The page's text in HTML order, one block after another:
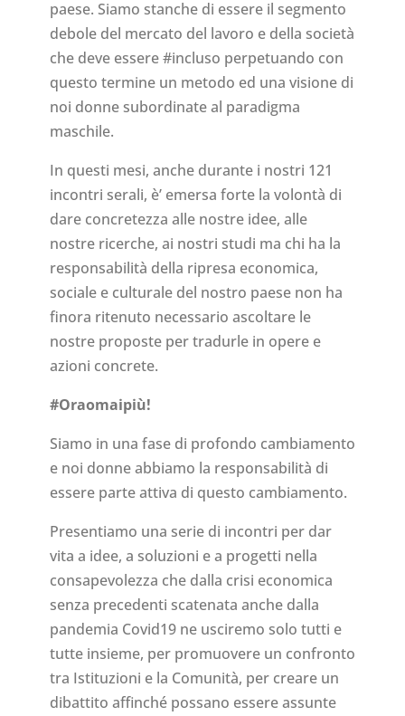
paese. Siamo stanche di essere il segmento
debole del mercato del lavoro e della società
che deve essere #incluso perpetuando con
questo termine un metodo ed una visione di
noi donne subordinate al paradigma
maschile.
In questi mesi, anche durante i nostri 121
incontri serali, è’ emersa forte la volontà di
dare concretezza alle nostre idee, alle
nostre ricerche, ai nostri studi ma chi ha la
responsabilità della ripresa economica,
sociale e culturale del nostro paese non ha
finora ritenuto necessario ascoltare le
nostre proposte per tradurle in opere e
azioni concrete.
#Oraomaipiù!
Siamo in una fase di profondo cambiamento
e noi donne abbiamo la responsabilità di
essere parte attiva di questo cambiamento.
Presentiamo una serie di incontri per dar
vita a idee, a soluzioni e a progetti nella
consapevolezza che dalla crisi economica
senza precedenti scatenata anche dalla
pandemia Covid19 ne usciremo solo tutti e
tutte insieme, per promuovere un confronto
tra Istituzioni e la Comunità, per creare un
dibattito affinché possano essere assunte